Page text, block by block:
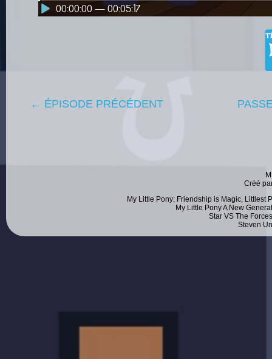
00:00:00 — 00:05:17
← ÉPISODE PRÉCÉDENT
Créé
My Little Pony: Friendship is Magic, Littlest
My Little Pony A New
Star VS The
Steven